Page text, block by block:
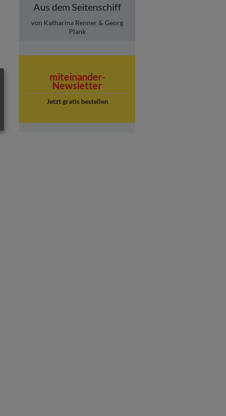
Aus dem Seitenschiff
von Katharina Renner & Georg
Plank
miteinander-
Newsletter
Jetzt gratis bestellen